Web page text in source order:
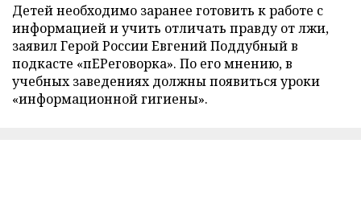
Детей необходимо заранее готовить к работе с
информацией и учить отличать правду от лжи,
заявил Герой России Евгений Поддубный в
подкасте «пЕРеговорка». По его мнению, в
учебных заведениях должны появиться уроки
«информационной гигиены».